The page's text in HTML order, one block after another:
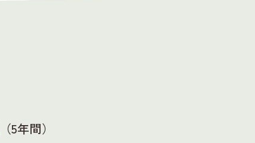
（5年間）